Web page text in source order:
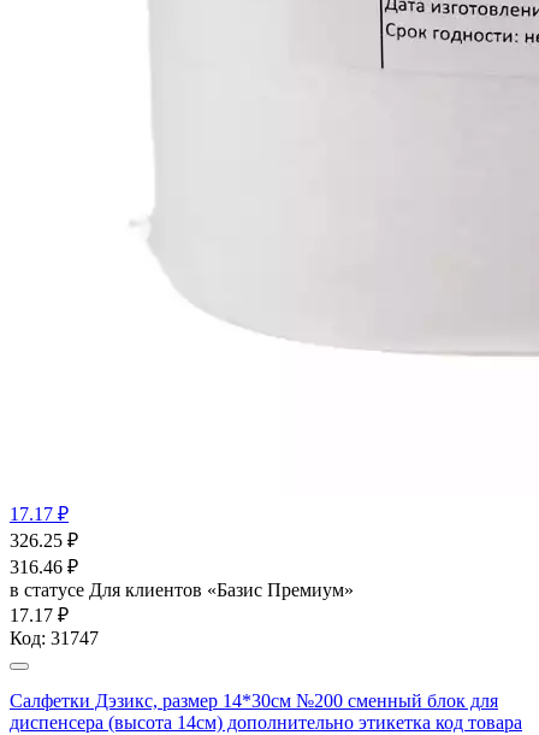
17.17 ₽
326.25 ₽
316.46 ₽
в статусе Для клиентов «Базис Премиум»
17.17 ₽
Код: 31747
Салфетки Дэзикс, размер 14*30см №200 сменный блок для
диспенсера (высота 14см) дополнительно этикетка код товара